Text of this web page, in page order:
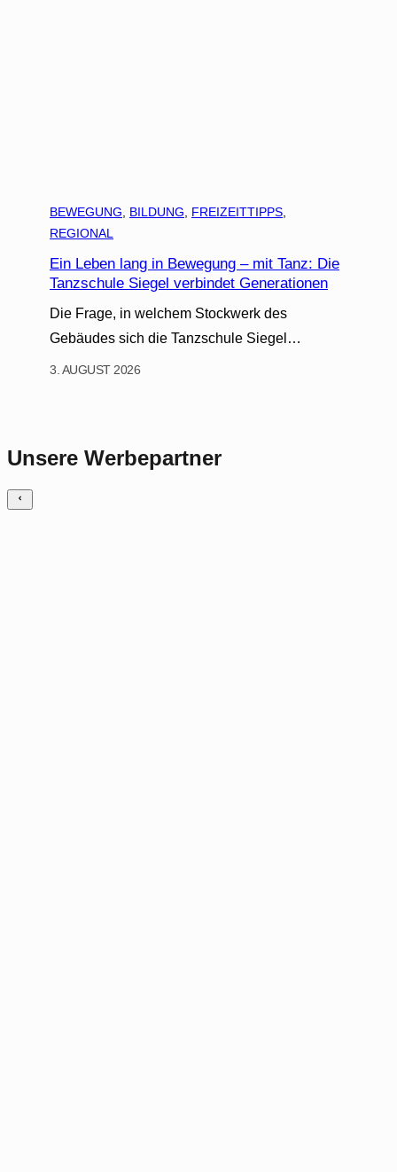
BEWEGUNG BILDUNG FREIZEITTIPPS
REGIONAL
Ein Leben lang in Bewegung – mit Tanz: Die
Tanzschule Siegel verbindet Generationen
Die Frage, in welchem Stockwerk des
Gebäudes sich die Tanzschule Siegel…
3. AUGUST 2026
Unsere Werbepartner